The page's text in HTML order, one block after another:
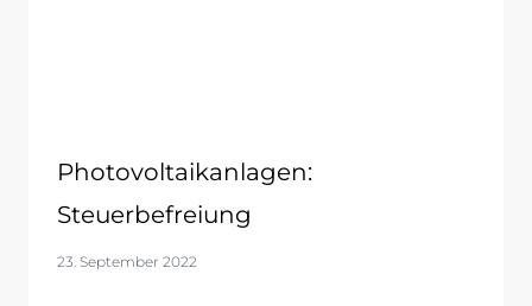
Photovoltaikanlagen:
Steuerbefreiung
23. September 2022